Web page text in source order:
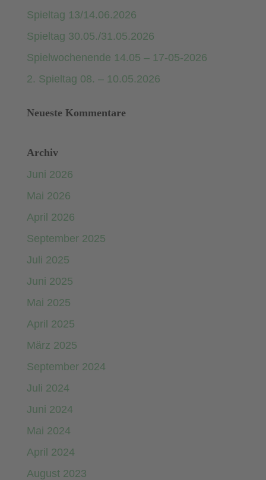
Spieltag 13/14.06.2026
Spieltag 30.05./31.05.2026
Spielwochenende 14.05 – 17-05-2026
2. Spieltag 08. – 10.05.2026
Neueste Kommentare
Archiv
Juni 2026
Mai 2026
April 2026
September 2025
Juli 2025
Juni 2025
Mai 2025
April 2025
März 2025
September 2024
Juli 2024
Juni 2024
Mai 2024
April 2024
August 2023